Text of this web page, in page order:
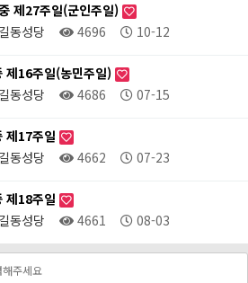
제27주일(군인주일)
길동성당
4696 10-12
16주일(농민주일)
길동성당
4686 07-15
제17주일
길동성당
4662 07-23
제18주일
길동성당
4661 08-03